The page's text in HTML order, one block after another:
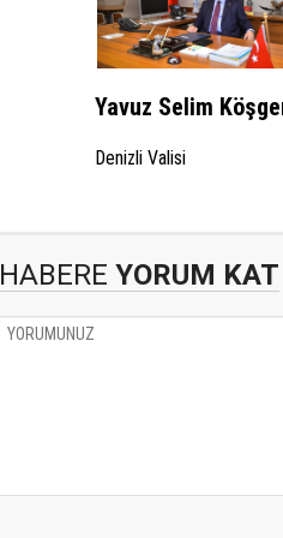
Yavuz Selim
Denizli Valisi
HABERE YORUM KAT